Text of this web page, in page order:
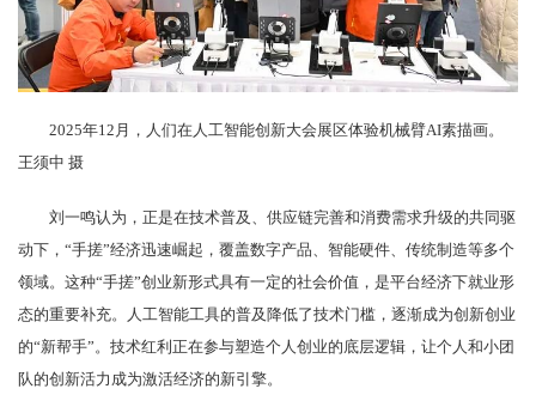
2025年12月，人们在人工智能创新大会展区体验机械臂AI素描画。
王须中 摄
刘一鸣认为，正是在技术普及、供应链完善和消费需求升级的共同驱
动下，“手搓”经济迅速崛起，覆盖数字产品、智能硬件、传统制造等多个
领域。这种“手搓”创业新形式具有一定的社会价值，是平台经济下就业形
态的重要补充。人工智能工具的普及降低了技术门槛，逐渐成为创新创业
的“新帮手”。技术红利正在参与塑造个人创业的底层逻辑，让个人和小团
队的创新活力成为激活经济的新引擎。